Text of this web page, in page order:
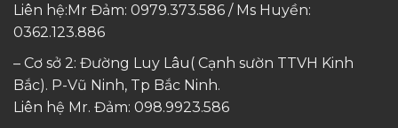
Liên hệ:Mr Đảm: 0979.373.586 / Ms Huyền:
0362.123.886
– Cơ sở 2: Đường Luy Lâu( Cạnh sườn TTVH Kinh
Bắc). P-Vũ Ninh, Tp Bắc Ninh.
Liên hệ Mr. Đảm: 098.9923.586